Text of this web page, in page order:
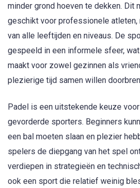
minder grond hoeven te dekken. Dit
geschikt voor professionele atleten,
van alle leeftijden en niveaus. De
gespeeld in een informele sfeer,
maakt voor zowel gezinnen als
plezierige tijd samen willen
Padel is een uitstekende keuze
gevorderde sporters. Beginners
een bal moeten slaan en plezier
spelers de diepgang van het spel
verdiepen in strategieën en
ook een sport die relatief weinig